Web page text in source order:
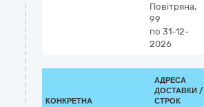
Повітряна,
99
по 31-12-
2026
КОНКРЕТНА
АДРЕСА
ДОСТАВКИ /
СТРОК